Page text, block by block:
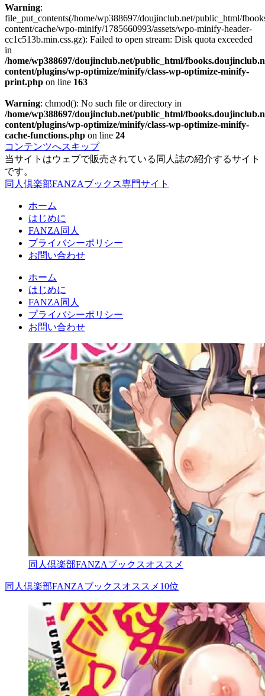
Warning:
file_put_contents(/home/wp388697/doujinclub.net/public_html/
content/cache/wpo-minify/1785660993/assets/wpo-minify-header-
cc1c513b.min.css.gz): Failed to open stream: Disk quota exceeded
in
/home/wp388697/doujinclub.net/public_html/
content/plugins/wp-optimize/minify/class-wp-optimize-minify-
print.php on line 163
Warning: chmod(): No such file or directory in
/home/wp388697/doujinclub.net/public_html/
content/plugins/wp-optimize/minify/class-wp-optimize-minify-
cache-functions.php on line 24
コンテンツへスキップ
当サイトはウェブで販売されている同人誌の紹介するサイト
です。
同人倶楽部FANZAブックス専門サイト
ホーム
はじめに
FANZA同人
プライバシーポリシー
お問い合わせ
ホーム
はじめに
FANZA同人
プライバシーポリシー
お問い合わせ
同人倶楽部FANZAブックスオススメ
同人倶楽部FANZAブックスオススメ10位